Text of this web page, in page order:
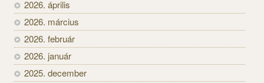
2026. április
2026. március
2026. február
2026. január
2025. december